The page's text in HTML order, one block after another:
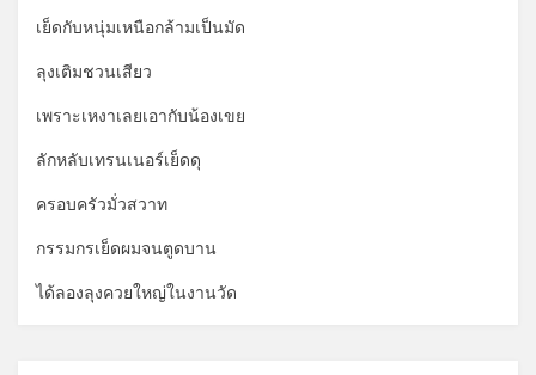
เย็ดกับหนุ่มเหนือกล้ามเป็นมัด
ลุงเติมชวนเสียว
เพราะเหงาเลยเอากับน้องเขย
ลักหลับเทรนเนอร์เย็ดดุ
ครอบครัวมั่วสวาท
กรรมกรเย็ดผมจนตูดบาน
ได้ลองลุงควยใหญ่ในงานวัด